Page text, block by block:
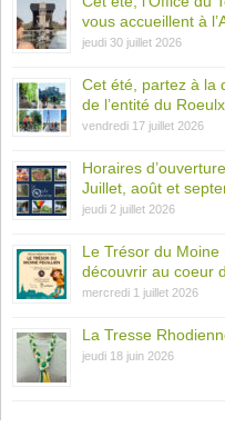
vous accueillent à
jeudi 30 juillet 2026
Cet été, partez à la
de l’entité du Roeulx
vendredi 17 juillet 2026
Horaires
Juillet, août et
jeudi 2 juillet 2026
Le Trésor du
découvrir au coeur
mercredi 1 juillet 2026
La Tresse
jeudi 18 juin 2026